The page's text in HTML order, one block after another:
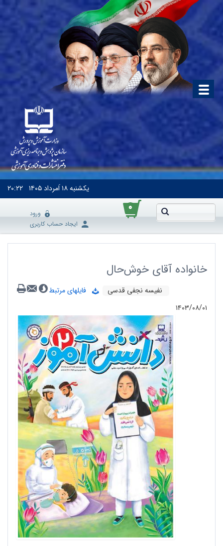
یکشنبه۱۸ اَمرداد ۱۴۰۵ ۲۰:۲۲
۰
ورود
ایجاد حساب کاربری
خانواده آقای خوش‌حال
نفیسه نجفی قدسی
فایلهای مرتبط
۱۴۰۳/۰۸/۰۱